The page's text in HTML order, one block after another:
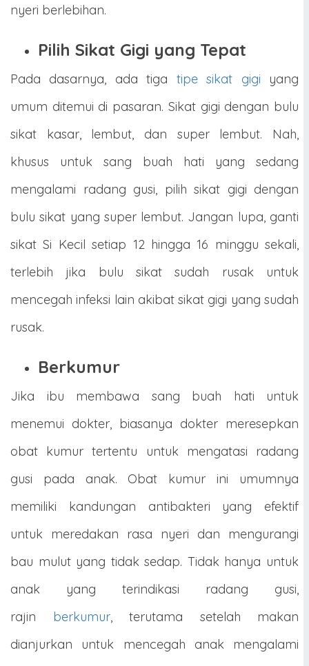
nyeri berlebihan.
Pilih Sikat Gigi yang Tepat
Pada dasarnya, ada tiga tipe sikat gigi yang
umum ditemui di pasaran. Sikat gigi dengan bulu
sikat kasar, lembut, dan super lembut. Nah,
khusus untuk sang buah hati yang sedang
mengalami radang gusi, pilih sikat gigi dengan
bulu sikat yang super lembut. Jangan lupa, ganti
sikat Si Kecil setiap 12 hingga 16 minggu sekali,
terlebih jika bulu sikat sudah rusak untuk
mencegah infeksi lain akibat sikat gigi yang sudah
rusak.
Berkumur
Jika ibu membawa sang buah hati untuk
menemui dokter, biasanya dokter meresepkan
obat kumur tertentu untuk mengatasi radang
gusi pada anak. Obat kumur ini umumnya
memiliki kandungan antibakteri yang efektif
untuk meredakan rasa nyeri dan mengurangi
bau mulut yang tidak sedap. Tidak hanya untuk
anak yang terindikasi radang gusi,
rajin berkumur, terutama setelah makan
dianjurkan untuk mencegah anak mengalami